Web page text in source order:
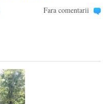
Fara comentarii